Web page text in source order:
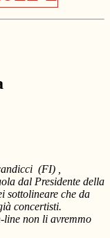
(FI) ,
dal Presidente della
sottolineare che da
concertisti.
line non li avremmo